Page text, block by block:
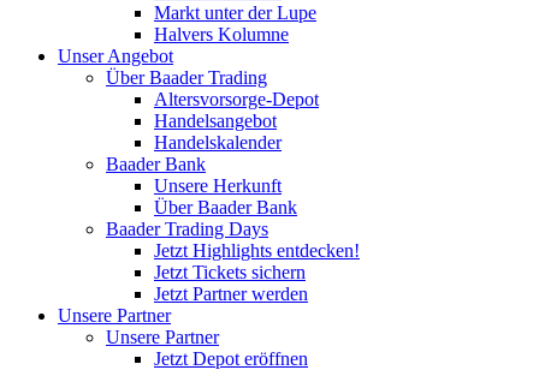
Markt unter der Lupe
Halvers Kolumne
Unser Angebot
Über Baader Trading
Altersvorsorge-Depot
Handelsangebot
Handelskalender
Baader Bank
Unsere Herkunft
Über Baader Bank
Baader Trading Days
Jetzt Highlights entdecken!
Jetzt Tickets sichern
Jetzt Partner werden
Unsere Partner
Unsere Partner
Jetzt Depot eröffnen